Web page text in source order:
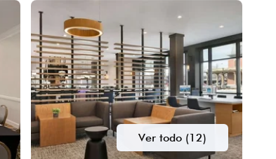
Ver todo (12)